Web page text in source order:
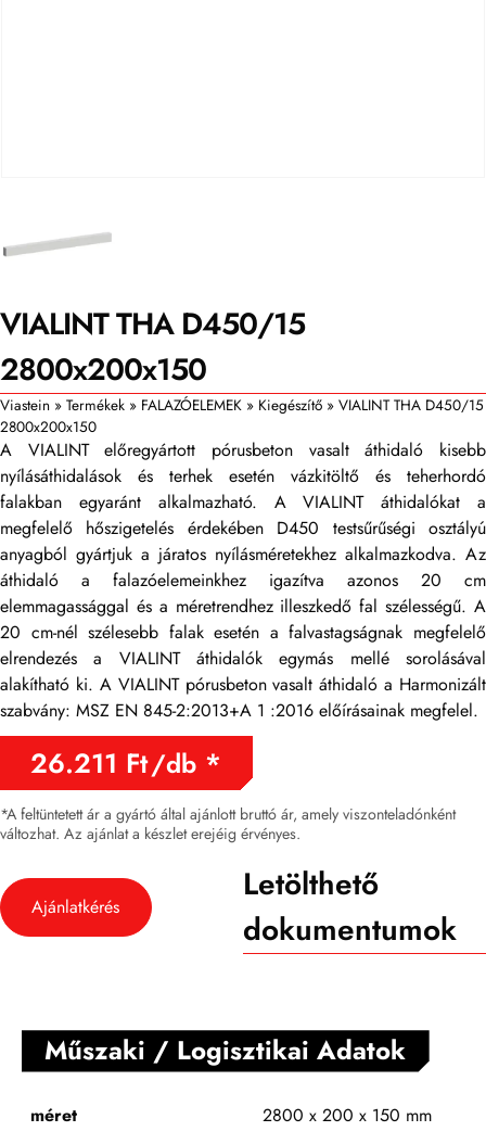
VIALINT THA D450/15
2800x200x150
Viastein » Termékek » FALAZÓELEMEK » Kiegészítő » VIALINT THA D450/15
2800x200x150
A VIALINT előregyártott pórusbeton vasalt áthidaló kisebb
nyílásáthidalások és terhek esetén vázkitöltő és teherhordó
falakban egyaránt alkalmazható. A VIALINT áthidalókat a
megfelelő hőszigetelés érdekében D450 testsűrűségi osztályú
anyagból gyártjuk a járatos nyílásméretekhez alkalmazkodva. Az
áthidaló a falazóelemeinkhez igazítva azonos 20 cm
elemmagassággal és a méretrendhez illeszkedő fal szélességű. A
20 cm-nél szélesebb falak esetén a falvastagságnak megfelelő
elrendezés a VIALINT áthidalók egymás mellé sorolásával
alakítható ki. A VIALINT pórusbeton vasalt áthidaló a Harmonizált
szabvány: MSZ EN 845-2:2013+A 1 :2016 előírásainak megfelel.
26.211 Ft/db
*A feltüntetett ár a gyártó által ajánlott bruttó ár, amely viszonteladónként
változhat. Az ajánlat a készlet erejéig érvényes.
Ajánlatkérés
Letölthető
dokumentumok
Műszaki / Logisztikai Adatok
méret
2800 x 200 x 150 mm